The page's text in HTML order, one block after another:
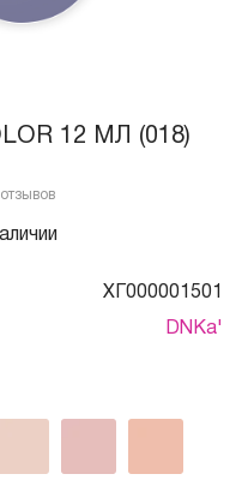
12 МЛ (018)
ХГ000001501
DNKa'